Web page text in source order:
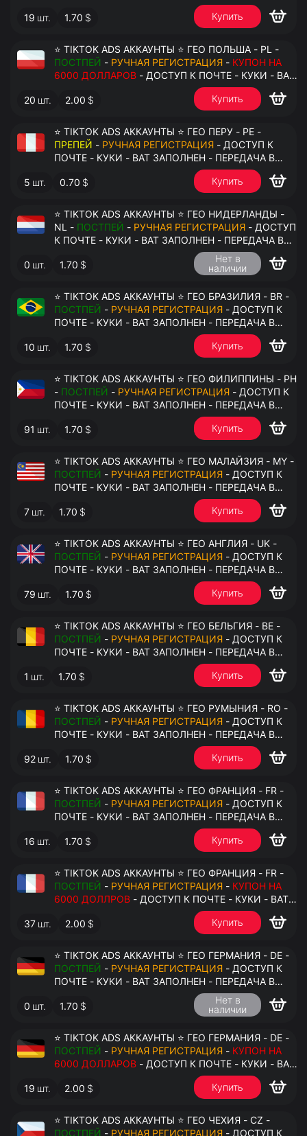
19 шт. 1.70 $ Купить
⭐ TIKTOK ADS АККАУНТЫ ⭐ ГЕО ПОЛЬША - PL -
ПОСТПЕЙ - РУЧНАЯ РЕГИСТРАЦИЯ - КУПОН НА
6000 ДОЛЛАРОВ - ДОСТУП К ПОЧТЕ - КУКИ - ВАТ
ЗАПОЛНЕН - ПЕРЕДАЧА В АНТИДЕТЕКТ
20 шт. 2.00 $ Купить
⭐ TIKTOK ADS АККАУНТЫ ⭐ ГЕО ПЕРУ - PE -
ПРЕПЕЙ - РУЧНАЯ РЕГИСТРАЦИЯ - ДОСТУП К
ПОЧТЕ - КУКИ - ВАТ ЗАПОЛНЕН - ПЕРЕДАЧА В
5 шт. 0.70 $ Купить
⭐ TIKTOK ADS АККАУНТЫ ⭐ ГЕО НИДЕРЛАНДЫ -
NL - ПОСТПЕЙ - РУЧНАЯ РЕГИСТРАЦИЯ - ДОСТУП
К ПОЧТЕ - КУКИ - ВАТ ЗАПОЛНЕН - ПЕРЕДАЧА В
0 шт. 1.70 $
Нет в
наличии
⭐ TIKTOK ADS АККАУНТЫ ⭐ ГЕО БРАЗИЛИЯ - BR -
ПОСТПЕЙ - РУЧНАЯ РЕГИСТРАЦИЯ - ДОСТУП К
ПОЧТЕ - КУКИ - ВАТ ЗАПОЛНЕН - ПЕРЕДАЧА В
10 шт. 1.70 $ Купить
⭐ TIKTOK ADS АККАУНТЫ ⭐ ГЕО ФИЛИППИНЫ - PH
- ПОСТПЕЙ - РУЧНАЯ РЕГИСТРАЦИЯ - ДОСТУП К
ПОЧТЕ - КУКИ - ВАТ ЗАПОЛНЕН - ПЕРЕДАЧА В
91 шт. 1.70 $ Купить
⭐ TIKTOK ADS АККАУНТЫ ⭐ ГЕО МАЛАЙЗИЯ - MY -
ПОСТПЕЙ - РУЧНАЯ РЕГИСТРАЦИЯ - ДОСТУП К
ПОЧТЕ - КУКИ - ВАТ ЗАПОЛНЕН - ПЕРЕДАЧА В
7 шт. 1.70 $ Купить
⭐ TIKTOK ADS АККАУНТЫ ⭐ ГЕО АНГЛИЯ - UK -
ПОСТПЕЙ - РУЧНАЯ РЕГИСТРАЦИЯ - ДОСТУП К
ПОЧТЕ - КУКИ - ВАТ ЗАПОЛНЕН - ПЕРЕДАЧА В
79 шт. 1.70 $ Купить
⭐ TIKTOK ADS АККАУНТЫ ⭐ ГЕО БЕЛЬГИЯ - BE -
ПОСТПЕЙ - РУЧНАЯ РЕГИСТРАЦИЯ - ДОСТУП К
ПОЧТЕ - КУКИ - ВАТ ЗАПОЛНЕН - ПЕРЕДАЧА В
1 шт. 1.70 $ Купить
⭐ TIKTOK ADS АККАУНТЫ ⭐ ГЕО РУМЫНИЯ - RO -
ПОСТПЕЙ - РУЧНАЯ РЕГИСТРАЦИЯ - ДОСТУП К
ПОЧТЕ - КУКИ - ВАТ ЗАПОЛНЕН - ПЕРЕДАЧА В
92 шт. 1.70 $ Купить
⭐ TIKTOK ADS АККАУНТЫ ⭐ ГЕО ФРАНЦИЯ - FR -
ПОСТПЕЙ - РУЧНАЯ РЕГИСТРАЦИЯ
ПОЧТЕ - КУКИ - ВАТ ЗАПОЛНЕН - ПЕРЕДАЧА В
16 шт. 1.70 $ Купить
⭐ TIKTOK ADS АККАУНТЫ ⭐ ГЕО ФРАНЦИЯ - FR -
ПОСТПЕЙ - РУЧНАЯ РЕГИСТРАЦИЯ - КУПОН НА
6000 ДОЛЛРОВ - ДОСТУП К ПОЧТЕ - КУКИ - ВАТ
ЗАПОЛНЕН - ПЕРЕДАЧА В АНТИДЕТЕКТ
37 шт. 2.00 $ Купить
⭐ TIKTOK ADS АККАУНТЫ ⭐ ГЕО ГЕРМАНИЯ - DE -
ПОСТПЕЙ - РУЧНАЯ РЕГИСТРАЦИЯ - ДОСТУП К
ПОЧТЕ - КУКИ - ВАТ ЗАПОЛНЕН - ПЕРЕДАЧА В
0 шт. 1.70 $
Нет в
наличии
⭐ TIKTOK ADS АККАУНТЫ ⭐ ГЕО ГЕРМАНИЯ - DE -
ПОСТПЕЙ - РУЧНАЯ РЕГИСТРАЦИЯ - КУПОН НА
6000 ДОЛЛАРОВ - ДОСТУП К ПОЧТЕ - КУКИ - ВАТ
ЗАПОЛНЕН - ПЕРЕДАЧА В АНТИДЕТЕКТ
19 шт. 2.00 $ Купить
⭐ TIKTOK ADS АККАУНТЫ ⭐ ГЕО ЧЕХИЯ - CZ -
ПОСТПЕЙ - РУЧНАЯ РЕГИСТРАЦИЯ